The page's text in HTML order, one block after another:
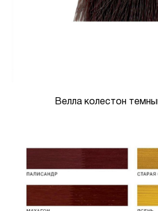
Велла колестон